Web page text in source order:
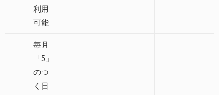
利用
可能
毎月
「5」
のつ
く日